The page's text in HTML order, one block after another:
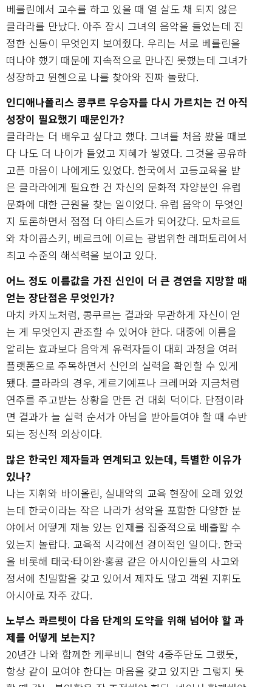
베를린에서 교수를 하고 있을 때 열 살도 채 되지 않은
클라라를 만났다. 아주 잠시 그녀의 음악을 들었는데 진
정한 신동이 무엇인지 보여줬다. 우리는 서로 베를린을
떠나야 했기 때문에 지속적으로 만나진 못했는데 그녀가
성장하고 뮌헨으로 나를 찾아와 진짜 놀랐다.
인디애나폴리스 콩쿠르 우승자를 다시 가르치는 건 아직
성장이 필요했기 때문인가?
클라라는 더 배우고 싶다고 했다. 그녀를 처음 봤을 때보
다 나도 더 나이가 들었고 지혜가 쌓였다. 그것을 공유하
고픈 마음이 나에게도 있었다. 한국에서 고등교육을 받
은 클라라에게 필요한 건 자신의 문화적 자양분인 유럽
문화에 대한 근원을 찾는 일이었다. 유럽 음악이 무엇인
지 토론하면서 점점 더 아티스트가 되어갔다. 모차르트
와 차이콥스키, 베르크에 이르는 광범위한 레퍼토리에서
최고 수준의 해석력을 보이고 있다.
어느 정도 이름값을 가진 신인이 더 큰 경연을 지망할 때
얻는 장단점은 무엇인가?
마치 카지노처럼, 콩쿠르는 결과와 무관하게 자신이 얻
는 게 무엇인지 관조할 수 있어야 한다. 대중에 이름을
알리는 효과보다 음악계 유력자들이 대회 과정을 여러
플랫폼으로 주목하면서 신인의 실력을 확인할 수 있게
됐다. 클라라의 경우, 게르기예프나 크레머와 지금처럼
연주를 주고받는 상황을 만든 건 대회 덕이다. 단점이라
면 결과가 늘 실력 순서가 아님을 받아들여야 할 때 수반
되는 정신적 외상이다.
많은 한국인 제자들과 연계되고 있는데, 특별한 이유가
있나?
나는 지휘와 바이올린, 실내악의 교육 현장에 오래 있었
는데 한국이라는 작은 나라가 성악을 포함한 다양한 분
야에서 어떻게 재능 있는 인재를 집중적으로 배출할 수
있는지 놀랍다. 교육적 시각에선 경이적인 일이다. 한국
을 비롯해 태국·타이완·홍콩 같은 아시아인들의 사고와
정서에 친밀함을 갖고 있어서 제자도 많고 객원 지휘도
아시아로 자주 갔다.
노부스 콰르텟이 다음 단계의 도약을 위해 넘어야 할 과
제를 어떻게 보는지?
20년간 나와 함께한 케루비니 현악 4중주단도 그랬듯,
항상 같이 모여야 한다는 마음을 갖고 있지만 그렇지 못